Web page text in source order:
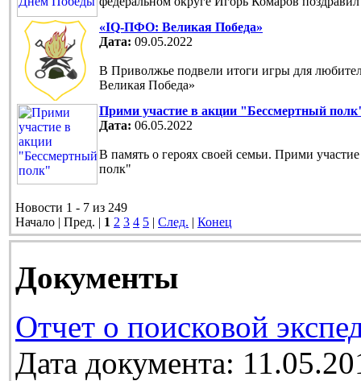
«IQ-ПФО: Великая Победа»
Дата: 09.05.2022
В Приволжье подвели итоги игры для
Великая Победа»
Прими участие в акции "Бессмертный
Дата: 06.05.2022
В память о героях своей семьи. Прими
полк"
Новости 1 - 7 из 249
Начало | Пред. | 1 2 3 4 5 | След. | Конец
Документы
Отчет о поисковой
Дата документа: